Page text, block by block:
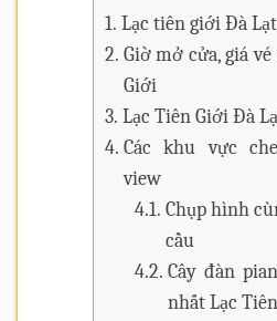
Lạc tiên giới Đà
Giờ mở cửa, giá
Giới
Lạc Tiên Giới Đà
Các khu vực
view
Chụp hình
cầu
Cây đàn
nhất Lạc